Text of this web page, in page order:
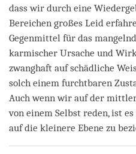
dass wir durch eine
Bereichen großes Leid
Gegenmittel für das
karmischer Ursache und
zwanghaft auf schädliche
solch einem furchtbaren
Auch wenn wir auf der
von einem Selbst reden, ist
auf die kleinere Ebene zu